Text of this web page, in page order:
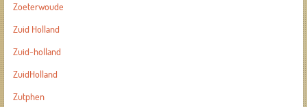
Zoeterwoude
Zuid Holland
Zuid-holland
ZuidHolland
Zutphen